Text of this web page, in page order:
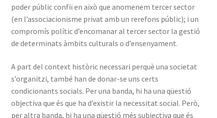
poder públic confiï en això que anomenem tercer sector
(en l’associacionisme privat amb un rerefons públic); i un
compromís polític d’encomanar al tercer sector la gestió
de determinats àmbits culturals o d’ensenyament.
A part del context històric necessari perquè una societat
s’organitzi, també han de donar-se uns certs
condicionants socials. Per una banda, hi ha una qüestió
objectiva que és que ha d’existir la necessitat social. Però,
per altra banda, hi ha una qüestió més subjectiva que és